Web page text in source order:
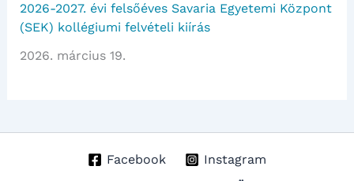
2026-2027. évi felsőéves Savaria Egyetemi Központ
(SEK) kollégiumi felvételi kiírás
2026. március 19.
Facebook
Instagram